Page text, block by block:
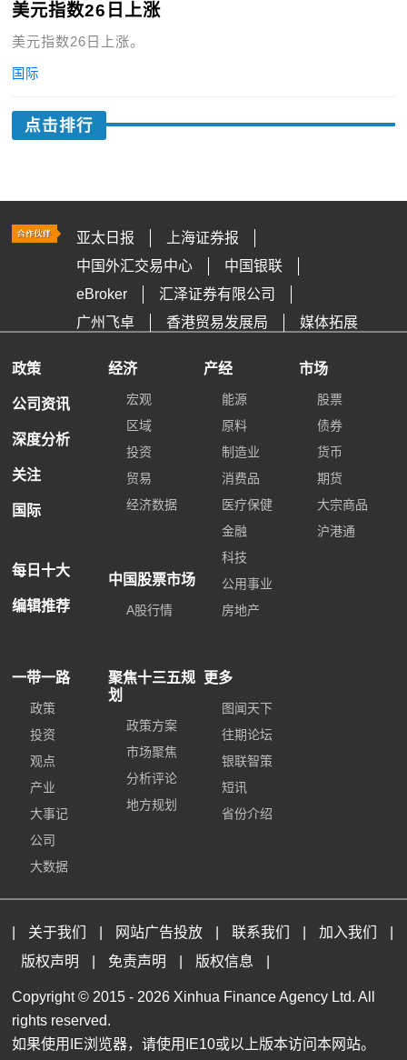
美元指数26日上涨
美元指数26日上涨。
国际
点击排行
亚太日报
上海证券报
中国外汇交易中心
中国银联
eBroker
汇泽证券有限公司
广州飞卓
香港贸易发展局 媒体拓展
政策
公司资讯
深度分析
关注
国际
每日十大
编辑推荐
经济
宏观
区域
投资
贸易
经济数据
中国股票市场
A股行情
产经
能源
原料
制造业
消费品
医疗保健
金融
科技
公用事业
房地产
市场
股票
债券
货币
期货
大宗商品
沪港通
一带一路
政策
投资
观点
产业
大事记
公司
大数据
聚焦十三五规
划
政策方案
市场聚焦
分析评论
地方规划
更多
图闻天下
往期论坛
银联智策
短讯
省份介绍
关于我们 网站广告投放 联系我们 加入我们
版权声明
免责声明 版权信息
Copyright © 2015 - 2026 Xinhua Finance Agency Ltd. All
rights reserved.
如果使用IE浏览器，请使用IE10或以上版本访问本网站。